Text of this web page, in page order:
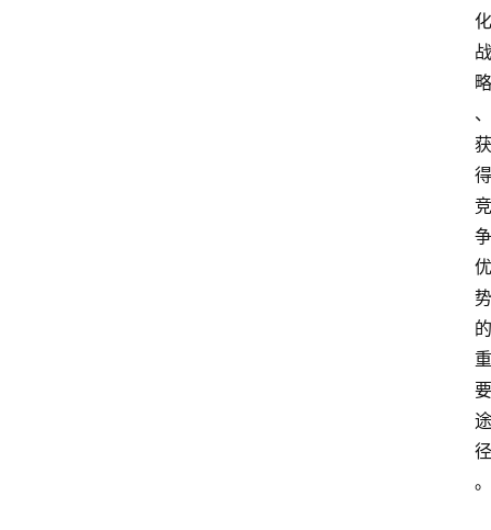
化
战
略
、
获
得
竞
争
优
势
的
重
要
途
径
。